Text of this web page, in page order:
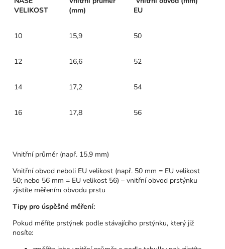
VELIKOST
(mm)
EU
10 15,9 50
12 16,6 52
14 17,2 54
16 17,8 56
Vnitřní průměr (např. 15,9 mm)
Vnitřní obvod neboli EU velikost (např. 50 mm = EU velikost
50; nebo 56 mm = EU velikost 56) – vnitřní obvod prstýnku
zjistíte měřením obvodu prstu
Tipy pro úspěšné měření:
Pokud měříte prstýnek podle stávajícího prstýnku, který již
nosíte: